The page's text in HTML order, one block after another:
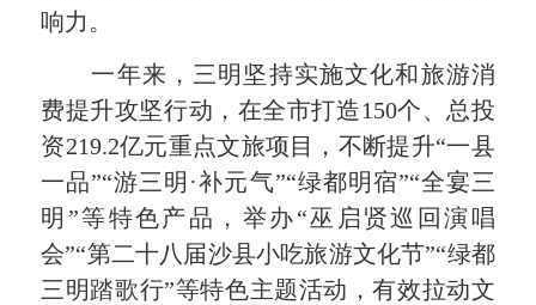
响力。
一年来，三明坚持实施文化和旅游消
费提升攻坚行动，在全市打造150个、总投
资219.2亿元重点文旅项目，不断提升“一县
一品”“游三明·补元气”“绿都明宿”“全宴三
明”等特色产品，举办“巫启贤巡回演唱
会”“第二十八届沙县小吃旅游文化节”“绿都
三明踏歌行”等特色主题活动，有效拉动文